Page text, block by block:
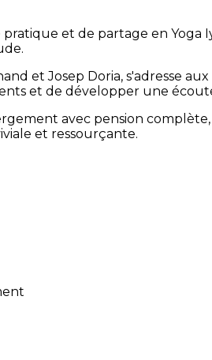
et de partage en Yoga
et Josep Doria, s'adresse
et de développer une
avec pension
et ressourçante.